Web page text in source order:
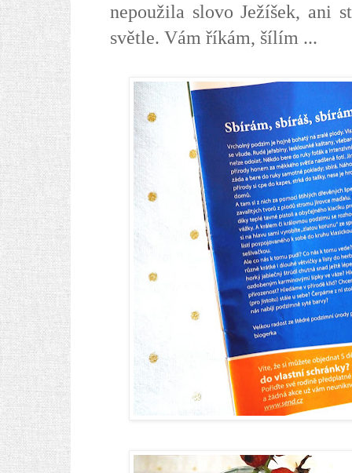
nepoužila slovo Ježíšek, ani
světle. Vám říkám, šílím ...